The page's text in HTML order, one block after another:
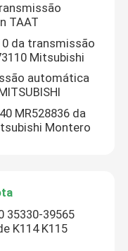
TAAT
da transmissão
Mitsubishi
automática
MR528836 da
Montero
35330-39565
K114 K115